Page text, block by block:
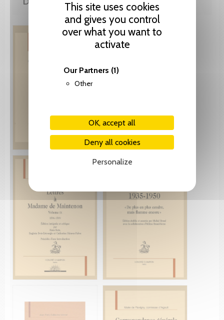
This site uses cookies
and gives you control
over what you want to
activate
Our Partners (1)
Other
OK, accept all
Deny all cookies
Personalize